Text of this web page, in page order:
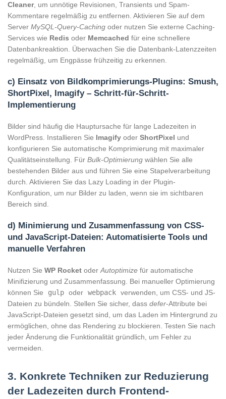
Cleaner, um unnötige Revisionen, Transients und Spam-
Kommentare regelmäßig zu entfernen. Aktivieren Sie auf dem
Server MySQL-Query-Caching oder nutzen Sie externe Caching-
Services wie Redis oder Memcached für eine schnellere
Datenbankreaktion. Überwachen Sie die Datenbank-Latenzzeiten
regelmäßig, um Engpässe frühzeitig zu erkennen.
c) Einsatz von Bildkomprimierungs-Plugins: Smush,
ShortPixel, Imagify – Schritt-für-Schritt-
Implementierung
Bilder sind häufig die Hauptursache für lange Ladezeiten in
WordPress. Installieren Sie Imagify oder ShortPixel und
konfigurieren Sie automatische Komprimierung mit maximaler
Qualitätseinstellung. Für Bulk-Optimierung wählen Sie alle
bestehenden Bilder aus und führen Sie eine Stapelverarbeitung
durch. Aktivieren Sie das Lazy Loading in der Plugin-
Konfiguration, um nur Bilder zu laden, wenn sie im sichtbaren
Bereich sind.
d) Minimierung und Zusammenfassung von CSS-
und JavaScript-Dateien: Automatisierte Tools und
manuelle Verfahren
Nutzen Sie WP Rocket oder Autoptimize für automatische
Minifizierung und Zusammenfassung. Bei manueller Optimierung
können Sie
gulp oder webpack verwenden, um CSS- und JS-
Dateien zu bündeln. Stellen Sie sicher, dass defer-Attribute bei
JavaScript-Dateien gesetzt sind, um das Laden im Hintergrund zu
ermöglichen, ohne das Rendering zu blockieren. Testen Sie nach
jeder Änderung die Funktionalität gründlich, um Fehler zu
vermeiden.
3. Konkrete Techniken zur Reduzierung
der Ladezeiten durch Frontend-